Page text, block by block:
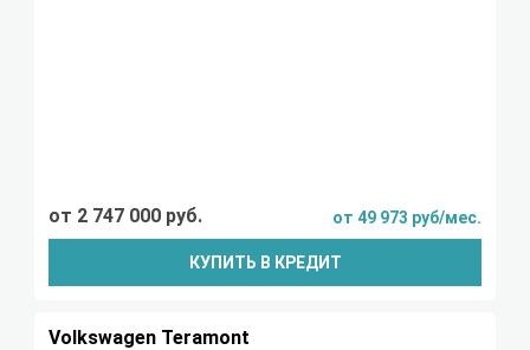
от 2 747 000 руб. от 49 973 руб/мес.
КУПИТЬ В КРЕДИТ
Volkswagen Teramont